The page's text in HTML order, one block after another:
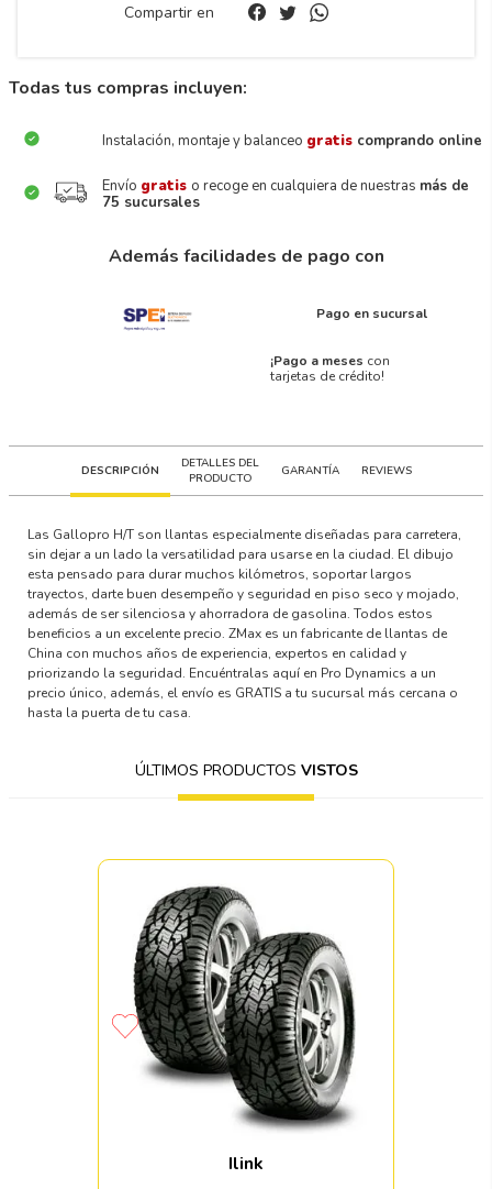
Compartir en
Todas tus compras incluyen:
Instalación, montaje y balanceo gratis comprando online
Envío gratis o recoge en cualquiera de nuestras más de
75 sucursales
Además facilidades de pago con
Pago en sucursal
¡Pago a meses con
tarjetas de crédito!
DESCRIPCIÓN
DETALLES DEL
PRODUCTO
GARANTÍA REVIEWS
Las Gallopro H/T son llantas especialmente diseñadas para carretera,
sin dejar a un lado la versatilidad para usarse en la ciudad. El dibujo
esta pensado para durar muchos kilómetros, soportar largos
trayectos, darte buen desempeño y seguridad en piso seco y mojado,
además de ser silenciosa y ahorradora de gasolina. Todos estos
beneficios a un excelente precio. ZMax es un fabricante de llantas de
China con muchos años de experiencia, expertos en calidad y
priorizando la seguridad. Encuéntralas aquí en Pro Dynamics a un
precio único, además, el envío es GRATIS a tu sucursal más cercana o
hasta la puerta de tu casa.
ÚLTIMOS PRODUCTOS VISTOS
Ilink